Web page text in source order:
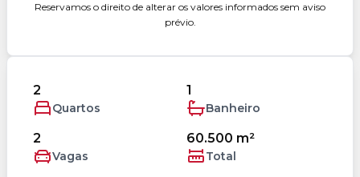
Reservamos o direito de alterar os valores informados sem aviso
prévio.
2
Quartos
1
Banheiro
2
Vagas
60.500 m²
Total